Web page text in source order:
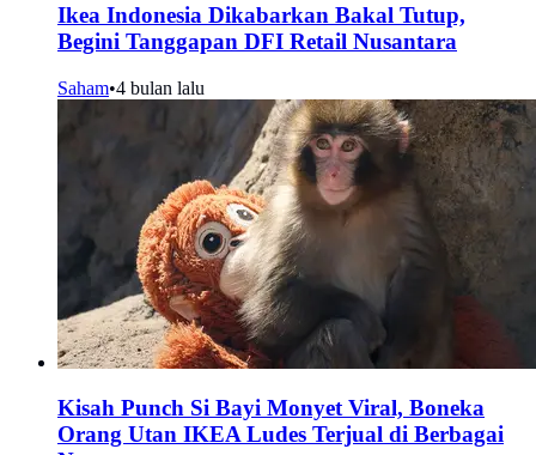
Ikea Indonesia Dikabarkan Bakal Tutup,
Begini Tanggapan DFI Retail Nusantara
Saham•4 bulan lalu
Kisah Punch Si Bayi Monyet Viral, Boneka
Orang Utan IKEA Ludes Terjual di Berbagai